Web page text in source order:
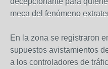
meca del fenómeno
En la zona se registraron
supuestos avistamientos
a los controladores de